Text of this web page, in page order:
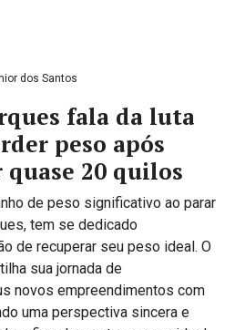
dos Santos
fala da luta
peso após
20 quilos
de peso significativo ao parar
tem se dedicado
de recuperar seu peso ideal. O
sua jornada de
novos empreendimentos com
uma perspectiva sincera e